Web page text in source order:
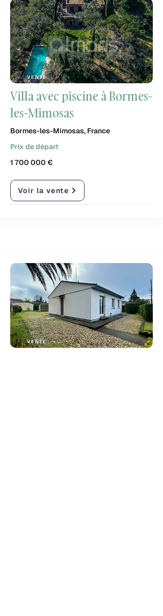
VENTE
Villa avec piscine à Bormes-
les-Mimosas
Bormes-les-Mimosas, France
Prix de départ
1 700 000 €
Voir la vente
VENTE